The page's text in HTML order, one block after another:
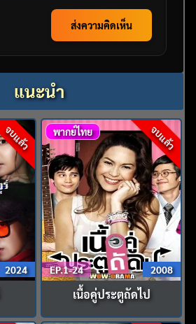
ส่งความคิดเห็น
แนะนำ
จบแล้ว
2024
จบแล้ว
พากย์ไทย
EP.1-24 2008
เนื้อคู่ประตูถัดไป